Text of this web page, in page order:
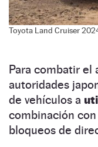
Toyota Land Cruiser
Para combatir el
autoridades
de vehículos a
combinación
bloqueos de